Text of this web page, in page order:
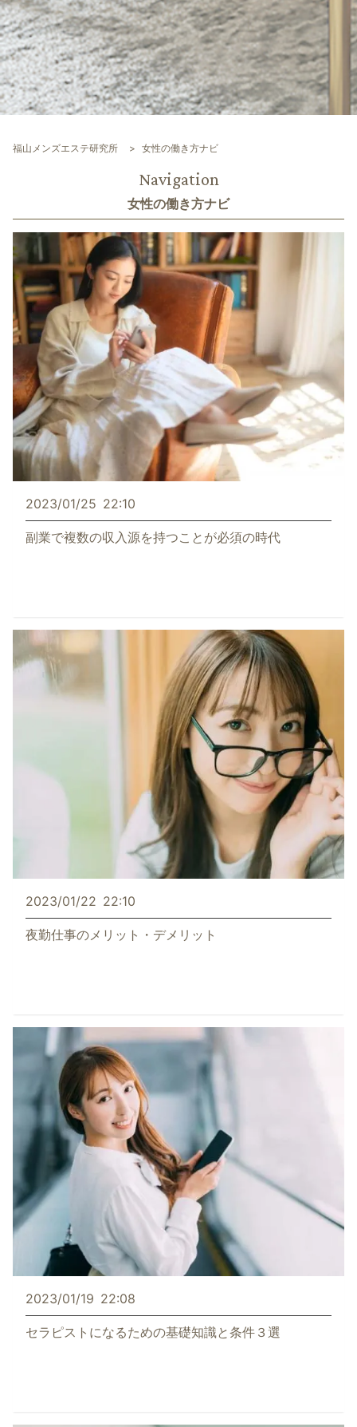
福山メンズエステ研究所 女性の働き方ナビ
Navigation
2023/01/25 22:10
副業で複数の収入源を持つことが必須の時代
2023/01/22 22:10
夜勤仕事のメリット・デメリット
2023/01/19 22:08
セラピストになるための基礎知識と条件３選